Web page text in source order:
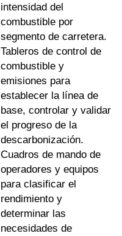
intensidad del
combustible por
segmento de carretera.
Tableros de control de
combustible y
emisiones para
establecer la línea de
base, controlar y validar
el progreso de la
descarbonización.
Cuadros de mando de
operadores y equipos
para clasificar el
rendimiento y
determinar las
necesidades de